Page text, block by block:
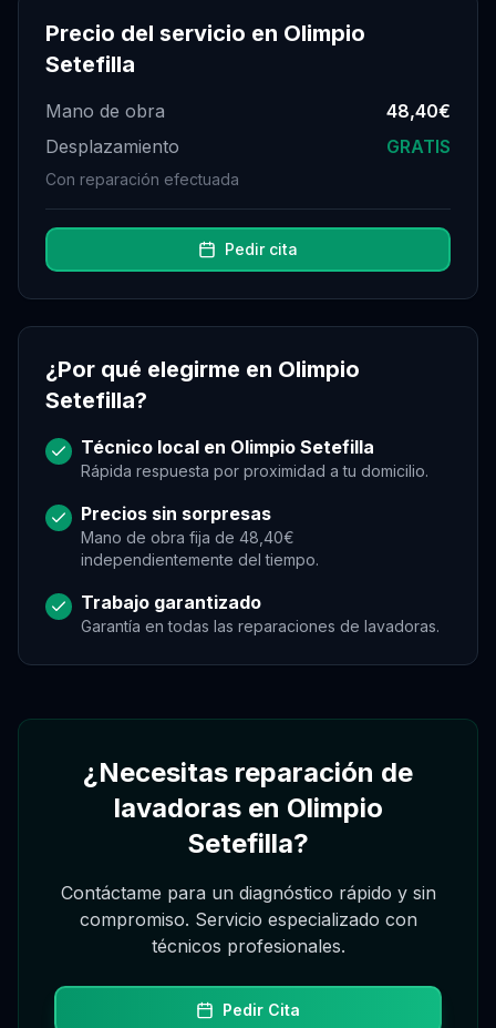
Precio del servicio en Olimpio
Setefilla
Mano de obra
48,40€
Desplazamiento
GRATIS
Con reparación efectuada
Pedir cita
¿Por qué elegirme en Olimpio
Setefilla?
Técnico local en Olimpio Setefilla
Rápida respuesta por proximidad a tu domicilio.
Precios sin sorpresas
Mano de obra fija de 48,40€
independientemente del tiempo.
Trabajo garantizado
Garantía en todas las reparaciones de lavadoras.
¿Necesitas reparación de
lavadoras en Olimpio
Setefilla?
Contáctame para un diagnóstico rápido y sin
compromiso. Servicio especializado con
técnicos profesionales.
Pedir Cita
Asistente Virtual
Hola, soy el asistente de Gregorio. Puedo
pedir, reagendar o cancelar citas desde este
chat, consultando la agenda real.